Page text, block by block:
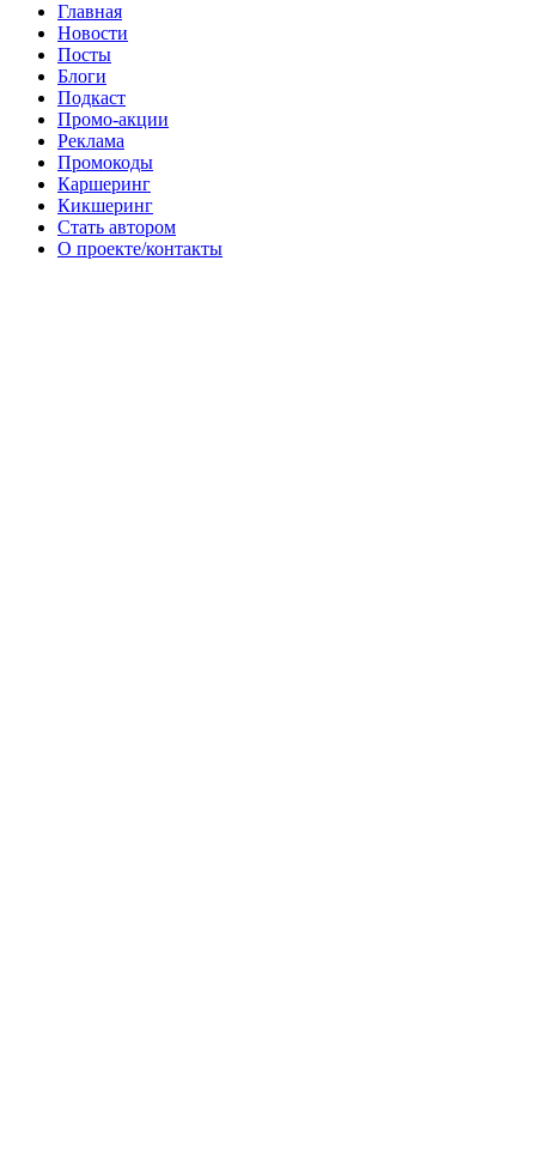
Главная
Новости
Посты
Блоги
Подкаст
Промо-акции
Реклама
Промокоды
Каршеринг
Кикшеринг
Стать автором
О проекте/контакты